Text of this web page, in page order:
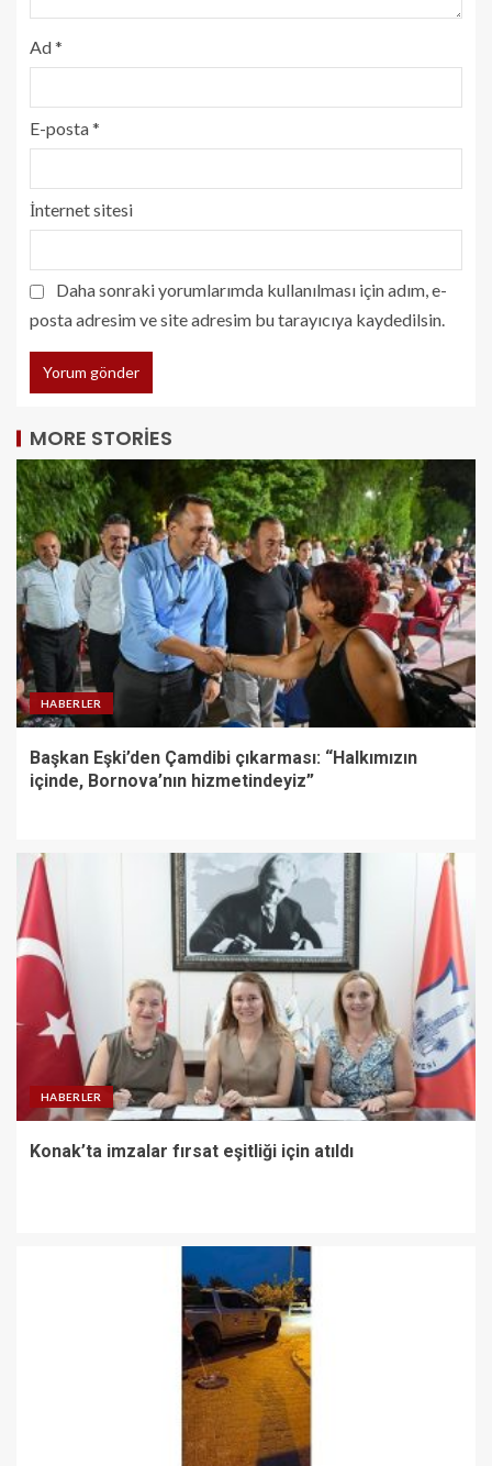
Ad*
E-posta*
İnternet sitesi
Daha sonraki yorumlarımda kullanılması için adım, e-
posta adresim ve site adresim bu tarayıcıya kaydedilsin.
MORE STORIES
HABERLER
Başkan Eşki’den Çamdibi çıkarması: “Halkımızın
içinde, Bornova’nın hizmetindeyiz”
HABERLER
Konak’ta imzalar fırsat eşitliği için atıldı